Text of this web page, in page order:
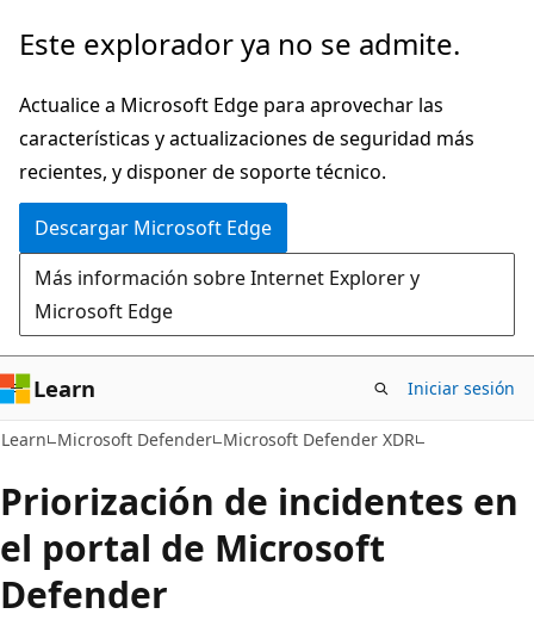
Ir
contenido
principal
Este explorador ya no se admite.
Actualice a Microsoft Edge para aprovechar las
características y actualizaciones de seguridad más
recientes, y disponer de soporte técnico.
Descargar Microsoft Edge
Más información sobre Internet Explorer y
Microsoft Edge
Learn Iniciar sesión
Learn Microsoft Defender Microsoft Defender XDR
Priorización de incidentes en
el portal de Microsoft
Defender